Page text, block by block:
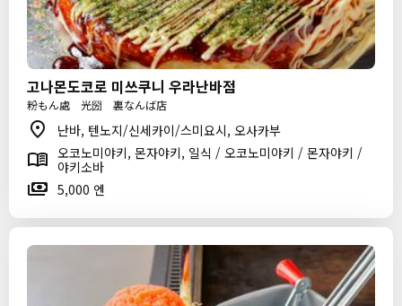
고나몬도코로 미쓰쿠니 우라난바점
粉もん處 光圀 裏なんば店
난바, 텐노지/신세카이/스미요시, 오사카부
오코노미야키, 몬자야키, 일식 / 오코노미야키 / 몬자야키 /
야키소바
5,000 엔